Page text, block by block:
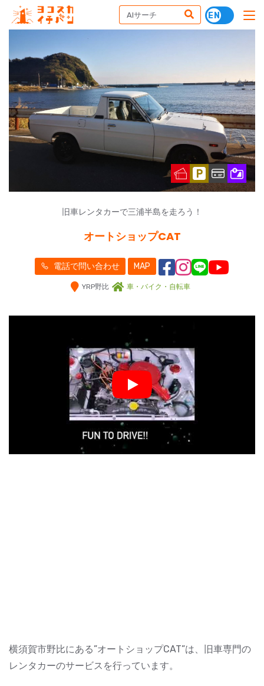
旧車レンタカーで三浦半島を走ろう！
オートショップCAT
電話で問い合わせ MAP
YRP野比 車・バイク・自転車
Play
横須賀市野比にある”オートショップCAT”は、旧車専門の
レンタカーのサービスを行っています。